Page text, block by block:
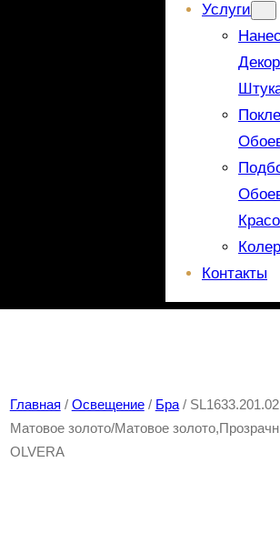
Услуги
Контакты
Главная / Освещение/ Бра/
Матовое золото/Матовое
OLVERA